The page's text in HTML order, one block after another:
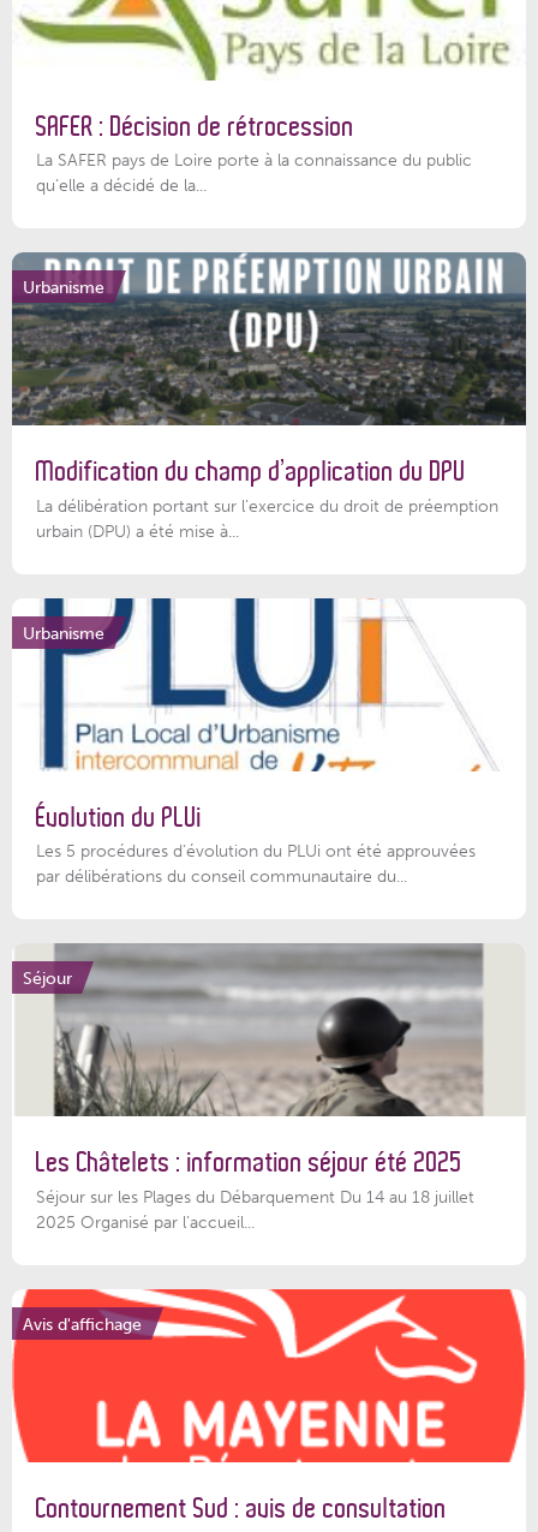
SAFER : Décision de rétrocession
La SAFER pays de Loire porte à la connaissance du public
qu’elle a décidé de la...
Urbanisme
Modification du champ d’application du DPU
La délibération portant sur l’exercice du droit de préemption
urbain (DPU) a été mise à...
Urbanisme
Évolution du PLUi
Les 5 procédures d’évolution du PLUi ont été approuvées
par délibérations du conseil communautaire du...
Séjour
Les Châtelets : information séjour été 2025
Séjour sur les Plages du Débarquement Du 14 au 18 juillet
2025 Organisé par l’accueil...
Avis d'affichage
Contournement Sud : avis de consultation